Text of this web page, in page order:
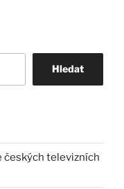
Hledat
českých televizních